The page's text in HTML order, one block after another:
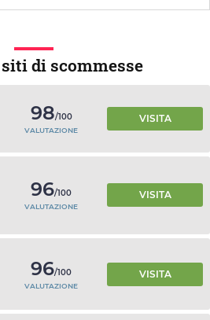
di scommesse
98/100
VALUTAZIONE
VISITA
96/100
VALUTAZIONE
VISITA
96/100
VALUTAZIONE
VISITA